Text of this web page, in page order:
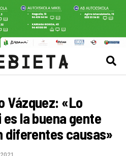
Vázquez: «Lo
la buena gente
diferentes causas»